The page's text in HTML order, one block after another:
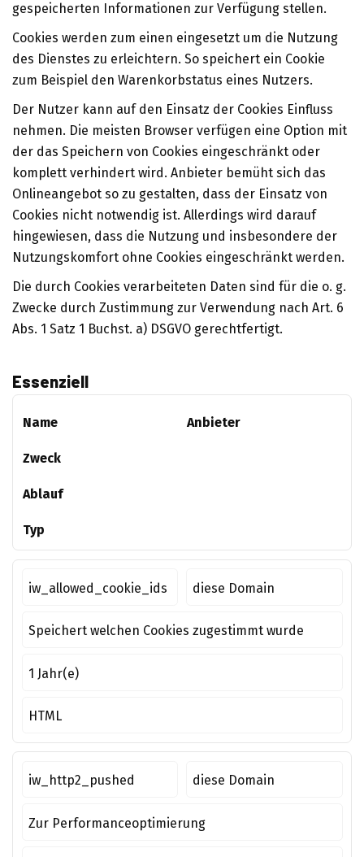
gespeicherten Informationen zur Verfügung stellen.
Cookies werden zum einen eingesetzt um die Nutzung
des Dienstes zu erleichtern. So speichert ein Cookie
zum Beispiel den Warenkorbstatus eines Nutzers.
Der Nutzer kann auf den Einsatz der Cookies Einfluss
nehmen. Die meisten Browser verfügen eine Option mit
der das Speichern von Cookies eingeschränkt oder
komplett verhindert wird. Anbieter bemüht sich das
Onlineangebot so zu gestalten, dass der Einsatz von
Cookies nicht notwendig ist. Allerdings wird darauf
hingewiesen, dass die Nutzung und insbesondere der
Nutzungskomfort ohne Cookies eingeschränkt werden.
Die durch Cookies verarbeiteten Daten sind für die o. g.
Zwecke durch Zustimmung zur Verwendung nach Art. 6
Abs. 1 Satz 1 Buchst. a) DSGVO gerechtfertigt.
Essenziell
Name Anbieter
Zweck
Ablauf
Typ
iw_allowed_cookie_ids diese Domain
Speichert welchen Cookies zugestimmt wurde
1 Jahr(e)
HTML
iw_http2_pushed diese Domain
Zur Performanceoptimierung